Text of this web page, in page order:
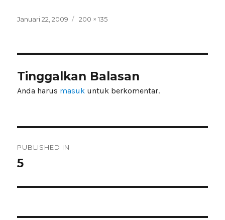
Posted
Januari 22, 2009
Full
200 × 135
Tinggalkan Balasan
Anda harus masuk untuk berkomentar.
pos
PUBLISHED IN
5